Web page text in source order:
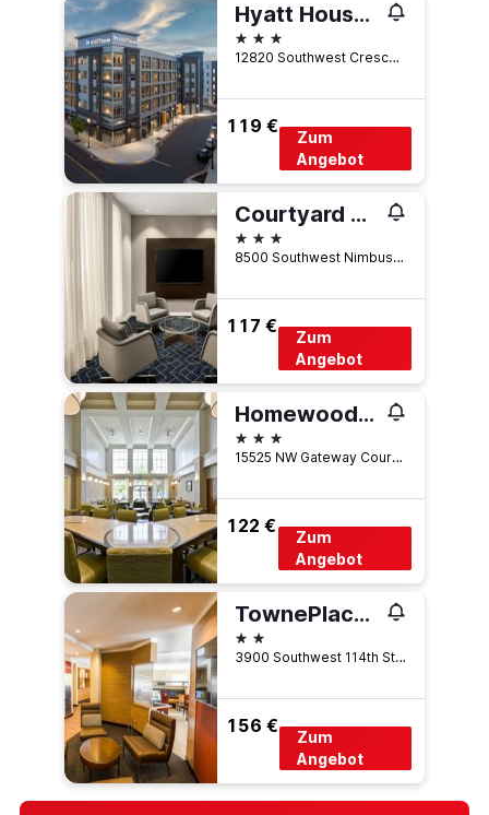
Hyatt House Portland/Beaverton
3 Sterne
12820 Southwest Crescent Street, Beaverton, OR, USA
119 €
Zum
Angebot
Courtyard by Marriott Portland Beaverton
3 Sterne
8500 Southwest Nimbus Avenue, Beaverton, OR, USA
117 €
Zum
Angebot
Homewood Suites by Hilton Hillsboro/Beaverton
3 Sterne
15525 NW Gateway Court, Beaverton, OR, USA
122 €
Zum
Angebot
TownePlace Suites by Marriott Portland Beaverton
2 Sterne
3900 Southwest 114th Street, Beaverton, OR, USA
156 €
Zum
Angebot